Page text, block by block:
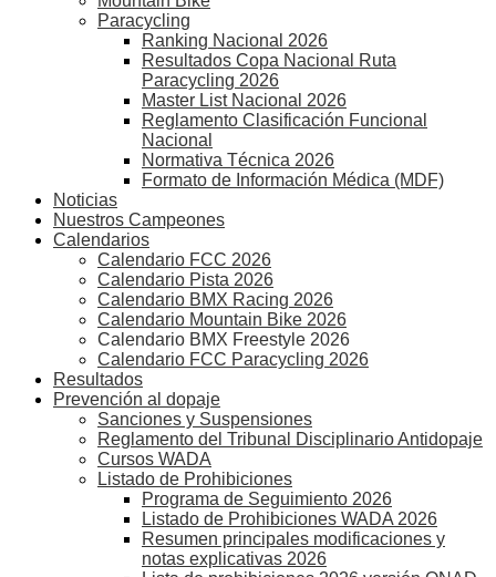
Paracycling
Ranking Nacional 2026
Resultados Copa Nacional Ruta
Paracycling 2026
Master List Nacional 2026
Reglamento Clasificación Funcional
Nacional
Normativa Técnica 2026
Formato de Información Médica (MDF)
Noticias
Nuestros Campeones
Calendarios
Calendario FCC 2026
Calendario Pista 2026
Calendario BMX Racing 2026
Calendario Mountain Bike 2026
Calendario BMX Freestyle 2026
Calendario FCC Paracycling 2026
Resultados
Prevención al dopaje
Sanciones y Suspensiones
Reglamento del Tribunal Disciplinario Antidopaje
Cursos WADA
Listado de Prohibiciones
Programa de Seguimiento 2026
Listado de Prohibiciones WADA 2026
Resumen principales modificaciones y
notas explicativas 2026